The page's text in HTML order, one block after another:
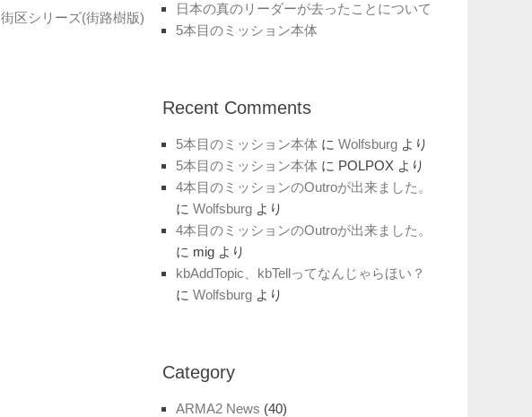
次
街区シリーズ(街路樹版)
日本の真のリーダーが去ったことについて
5本目のミッション本体
Recent Comments
5本目のミッション本体 に Wolfsburg より
5本目のミッション本体 に POLPOX より
4本目のミッションのOutroが出来ました。
に Wolfsburg より
4本目のミッションのOutroが出来ました。
に mig より
kbAddTopic、kbTellってなんじゃらほい？
に Wolfsburg より
Category
ARMA2 News (40)